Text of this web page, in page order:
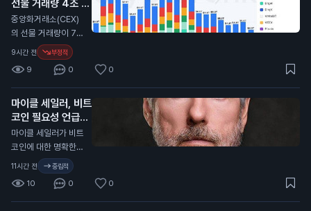
0만 달러(약 800억
원)의 손실을 기록했
격이 2분기 동안 11%
하락한 영향이 컸습니
비트코인 932개를
채굴하며 생산량을 증
가시켰습니다. 트럼프
의 긍정적인 발언은
비트코인 가격에 긍정
적인 영향을 미칠 수
있습니다. 이는 일반
스는 사용자에게 예측
을 통해 수익을 올릴
기회를 제공합니다.
프로핏은 인공지능을
활용해 예측의 정확성
을 높이고, 사용자들
은 자신의 전문 지식
을 활용해 시장을 형
성할 수 있습니다. 가
입 시 코드 "COIN10
1"을 입력하면 혜택을
예측 시장은 일반 투
자자에게 새로운 투자
선물 거래량 4조 달
러로 감소
N
중앙화거래소(CEX)
의 선물 거래량이 7월
에 4조 달러(약 5천
800조 원)로 감소했
습니다. 이는 2023
년 12월 이후 가장 낮
은 수준입니다. 이 통
계는 암호화폐 분석
플랫폼인 크립토랭크
(CryptoRank)의 자
료를 바탕으로 합니
다. 최근 몇 달 동안 기
술주 매도와 원자재
가격 상승 등으로 시
9시간 전 부정적
9 0 0
마이클 세일러, 비트
코인 필요성 언급
N
마이클 세일러가 비트
코인에 대한 명확한
규제가 필요하지 않다
고 주장했습니다. 그
는 미국이 명확한 규
제를 필요로 한다고
11시간 전 중립적
10 0 0